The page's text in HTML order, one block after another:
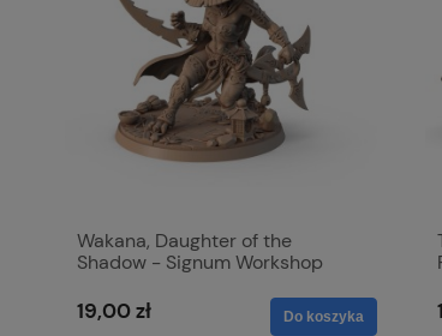
Wakana, Daughter of the
Shadow - Signum Workshop
19,00 zł Do koszyka